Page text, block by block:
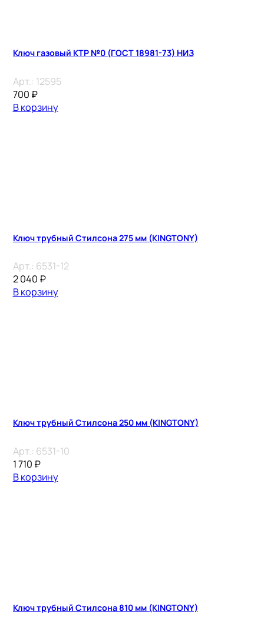
Ключ газовый КТР №0 (ГОСТ 18981-73) НИЗ
Арт.: 12595
700 ₽
В корзину
Ключ трубный Стилсона 275 мм (KINGTONY)
Арт.: 6531-12
2 040 ₽
В корзину
Ключ трубный Стилсона 250 мм (KINGTONY)
Арт.: 6531-10
1 710 ₽
В корзину
Ключ трубный Стилсона 810 мм (KINGTONY)